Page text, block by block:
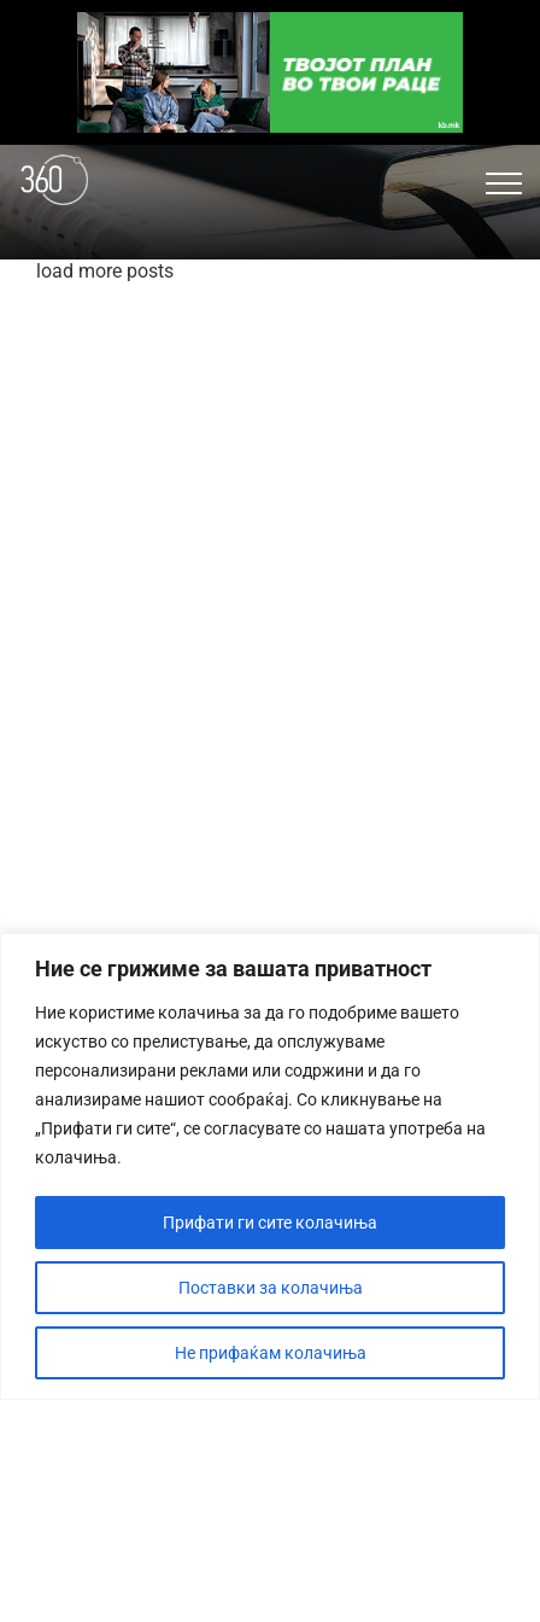
Ние се грижиме за вашата приватност
Ние користиме колачиња за да го подобриме вашето
искуство со прелистување, да опслужуваме
персонализирани реклами или содржини и да го
анализираме нашиот сообраќај. Со кликнување на
„Прифати ги сите“, се согласувате со нашата употреба на
колачиња.
Поставки за колачиња
Не прифаќам колачиња
Прифати ги сите колачиња
load more posts
СТОРИЈА
ДЕБАТА